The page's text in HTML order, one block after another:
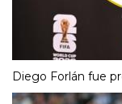
Diego Forlán fue